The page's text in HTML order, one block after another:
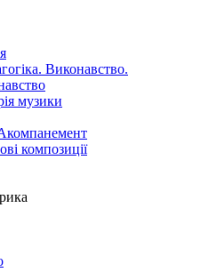
Виконавство.
музики
композиції